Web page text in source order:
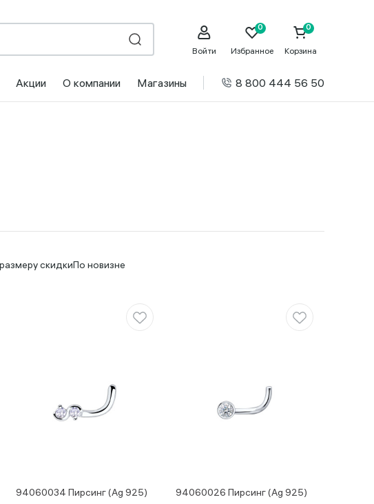
Войти Избранное Корзина
Акции О компании Магазины 8 800 444 56 50
скидкиПо новизне
94060034 Пирсинг (Ag 925) 94060026 Пирсинг (Ag 925)